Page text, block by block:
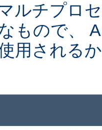
ルチプロ
もので、
用される